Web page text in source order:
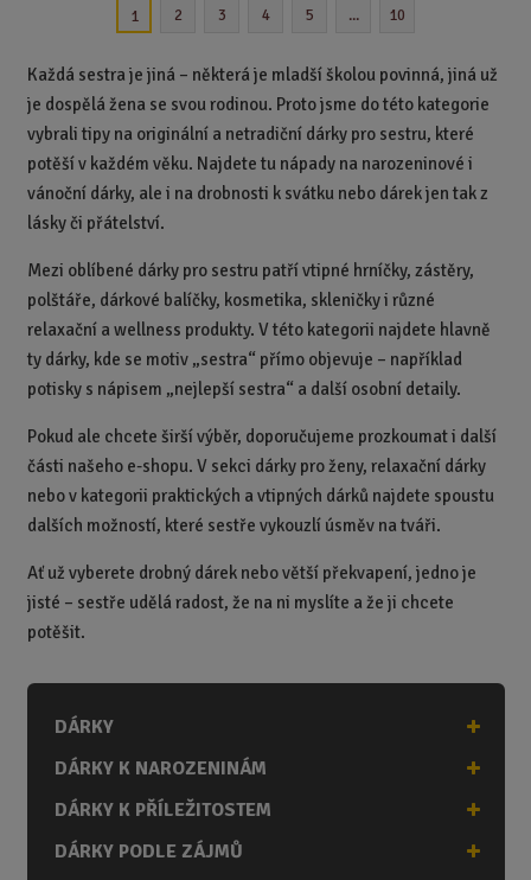
e
n
ž
s
t
v
í
s
t
v
í
1 2 3 4 5 ... 10
Každá sestra je jiná – některá je mladší školou povinná, jiná už
je dospělá žena se svou rodinou. Proto jsme do této kategorie
vybrali tipy na originální a netradiční dárky pro sestru, které
potěší v každém věku. Najdete tu nápady na narozeninové i
vánoční dárky, ale i na drobnosti k svátku nebo dárek jen tak z
lásky či přátelství.
Mezi oblíbené dárky pro sestru patří vtipné hrníčky, zástěry,
polštáře, dárkové balíčky, kosmetika, skleničky i různé
relaxační a wellness produkty. V této kategorii najdete hlavně
ty dárky, kde se motiv „sestra“ přímo objevuje – například
potisky s nápisem „nejlepší sestra“ a další osobní detaily.
Pokud ale chcete širší výběr, doporučujeme prozkoumat i další
části našeho e-shopu. V sekci dárky pro ženy, relaxační dárky
nebo v kategorii praktických a vtipných dárků najdete spoustu
dalších možností, které sestře vykouzlí úsměv na tváři.
Ať už vyberete drobný dárek nebo větší překvapení, jedno je
jisté – sestře udělá radost, že na ni myslíte a že ji chcete
potěšit.
DÁRKY
DÁRKY K NAROZENINÁM
DÁRKY K PŘÍLEŽITOSTEM
DÁRKY PODLE ZÁJMŮ